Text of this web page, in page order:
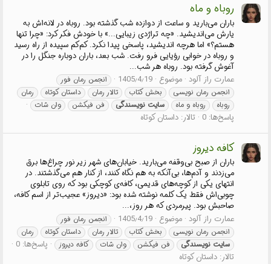
روباه و ماه
باران می‌بارید و ساعت از دوازده شب گذشته بود. روباه در لانه‌اش به
یارش می‌اندیشید. «چه تراژدی زیبایی...» با خودش فکر کرد: «چرا تنها
هستم؟» اما هرچه اندیشید، پاسخی پیدا نکرد. کم‌کم سپیده از راه رسید
و روباه در خوابی رؤیایی فرو رفت. شب بعد، باران دوباره جنگل را در
آغوش گرفته بود. روباه هر شب...
عمارت راز آلود موضوع 1405٫4٫19
انجمن رمان فور
انجمن رمان نویسی
بخش کتاب تالار رمان داستان کوتاه
رمان
روباه
روباه و ماه سایت نویسندگی فن فیکشن وان شات
پاسخ‌ها: 0 تالار: داستان کوتاه
کافه دیروز
باران از صبح بی‌وقفه می‌بارید. خیابان‌های شهر زیر نور چراغ‌ها برق
می‌زدند و آدم‌ها، بی‌آنکه به هم نگاه کنند، از کنار هم می‌گذشتند. در
انتهای یکی از کوچه‌های قدیمی، کافه‌ی کوچکی بود که روی تابلوی
چوبی‌اش فقط یک کلمه نوشته شده بود: «دیروز» عجیب‌تر از اسم کافه،
صاحبش بود. پیرمردی که هر روز،...
عمارت راز آلود موضوع 1405٫4٫19
انجمن رمان فور
انجمن رمان نویسی
بخش کتاب تالار رمان داستان کوتاه
رمان
سایت نویسندگی فن فیکشن وان شات کافه دیروز
پاسخ‌ها: 0
تالار: داستان کوتاه